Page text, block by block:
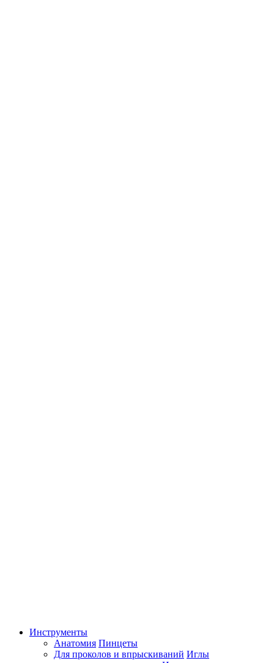
Инструменты
Анатомия Пинцеты
Для проколов и впрыскиваний Иглы